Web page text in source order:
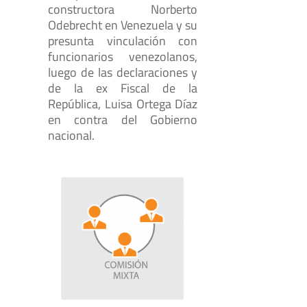
constructora Norberto
Odebrecht en Venezuela y su
presunta vinculación con
funcionarios venezolanos,
luego de las declaraciones y
de la ex Fiscal de la
República, Luisa Ortega Díaz
en contra del Gobierno
nacional.